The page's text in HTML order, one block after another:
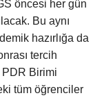
öncesi her gün
Bu aynı
hazırlığa da
tercih
PDR Birimi
tüm öğrenciler